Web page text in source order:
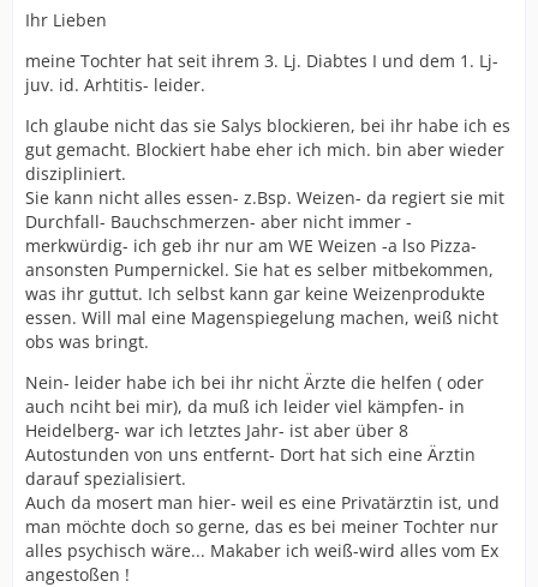
Ihr Lieben
meine Tochter hat seit ihrem 3. Lj. Diabtes I und dem 1. Lj-
juv. id. Arhtitis- leider.
Ich glaube nicht das sie Salys blockieren, bei ihr habe ich es
gut gemacht. Blockiert habe eher ich mich. bin aber wieder
diszipliniert.
Sie kann nicht alles essen- z.Bsp. Weizen- da regiert sie mit
Durchfall- Bauchschmerzen- aber nicht immer -
merkwürdig- ich geb ihr nur am WE Weizen -a lso Pizza-
ansonsten Pumpernickel. Sie hat es selber mitbekommen,
was ihr guttut. Ich selbst kann gar keine Weizenprodukte
essen. Will mal eine Magenspiegelung machen, weiß nicht
obs was bringt.
Nein- leider habe ich bei ihr nicht Ärzte die helfen ( oder
auch nciht bei mir), da muß ich leider viel kämpfen- in
Heidelberg- war ich letztes Jahr- ist aber über 8
Autostunden von uns entfernt- Dort hat sich eine Ärztin
darauf spezialisiert.
Auch da mosert man hier- weil es eine Privatärztin ist, und
man möchte doch so gerne, das es bei meiner Tochter nur
alles psychisch wäre... Makaber ich weiß-wird alles vom Ex
angestoßen !